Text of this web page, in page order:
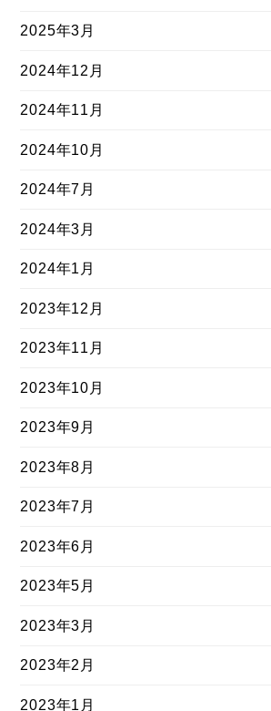
2025年3月
2024年12月
2024年11月
2024年10月
2024年7月
2024年3月
2024年1月
2023年12月
2023年11月
2023年10月
2023年9月
2023年8月
2023年7月
2023年6月
2023年5月
2023年3月
2023年2月
2023年1月